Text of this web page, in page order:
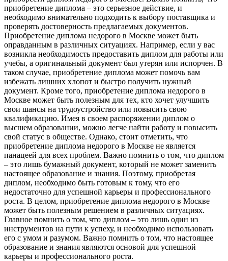
приобретение диплома – это серьезное действие, и
необходимо внимательно подходить к выбору поставщика и
проверять достоверность предлагаемых документов.
Приобретение диплома недорого в Москве может быть
оправданным в различных ситуациях. Например, если у вас
возникла необходимость предоставить диплом для работы или
учебы, а оригинальный документ был утерян или испорчен. В
таком случае, приобретение диплома может помочь вам
избежать лишних хлопот и быстро получить нужный
документ. Кроме того, приобретение диплома недорого в
Москве может быть полезным для тех, кто хочет улучшить
свои шансы на трудоустройство или повысить свою
квалификацию. Имея в своем распоряжении диплом о
высшем образовании, можно легче найти работу и повысить
свой статус в обществе. Однако, стоит отметить, что
приобретение диплома недорого в Москве не является
панацеей для всех проблем. Важно помнить о том, что диплом
– это лишь бумажный документ, который не может заменить
настоящее образование и знания. Поэтому, приобретая
диплом, необходимо быть готовым к тому, что его
недостаточно для успешной карьеры и профессионального
роста. В целом, приобретение диплома недорого в Москве
может быть полезным решением в различных ситуациях.
Главное помнить о том, что диплом – это лишь один из
инструментов на пути к успеху, и необходимо использовать
его с умом и разумом. Важно помнить о том, что настоящее
образование и знания являются основой для успешной
карьеры и профессионального роста.